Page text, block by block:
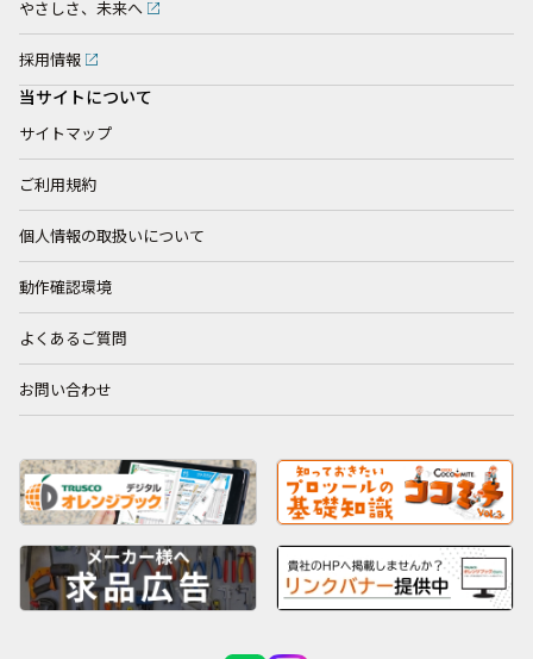
やさしさ、未来へ
採用情報
当サイトについて
サイトマップ
ご利用規約
個人情報の取扱いについて
動作確認環境
よくあるご質問
お問い合わせ